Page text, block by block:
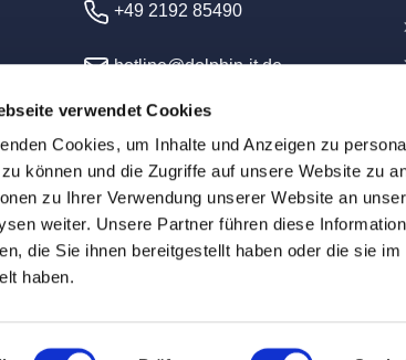
verwendet Cookies
Cookies, um Inhalte und Anzeigen zu
können und die Zugriffe auf unsere Website zu
zu Ihrer Verwendung unserer Website an
weiter. Unsere Partner führen diese
die Sie ihnen bereitgestellt haben oder die sie
haben.
+49 2192 85490
hotline@dolphin-it.de
IT-Systeme e.K.